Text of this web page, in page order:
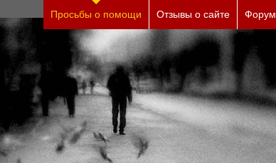
причины (бесплатно)
Просьбы о помощи Отзывы о сайте Форум